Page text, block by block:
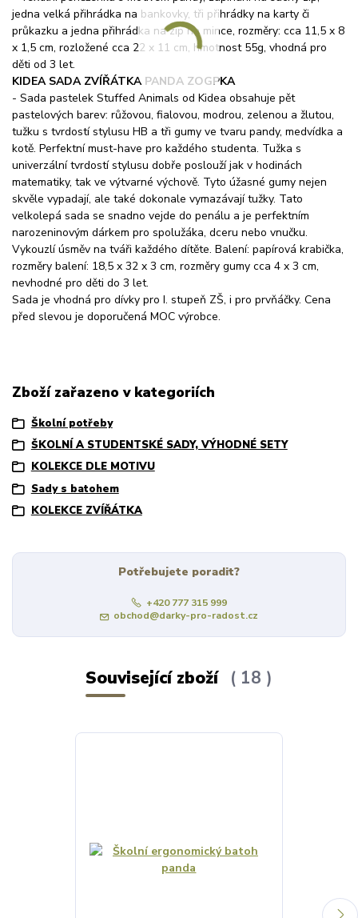
jedna velká přihrádka na bankovky, tři přihrádky na karty či
průkazku a jedna přihrádka na zip na mince, rozměry: cca 11,5 x 8
x 1,5 cm, rozložené cca 22 x 11 cm, hmotnost 55g, vhodná pro
děti od 3 let.
KIDEA SADA ZVÍŘÁTKA PANDA ZOGPKA
- Sada pastelek Stuffed Animals od Kidea obsahuje pět
pastelových barev: růžovou, fialovou, modrou, zelenou a žlutou,
tužku s tvrdostí stylusu HB a tři gumy ve tvaru pandy, medvídka a
kotě. Perfektní must-have pro každého studenta. Tužka s
univerzální tvrdostí stylusu dobře poslouží jak v hodinách
matematiky, tak ve výtvarné výchově. Tyto úžasné gumy nejen
skvěle vypadají, ale také dokonale vymazávají tužky. Tato
velkolepá sada se snadno vejde do penálu a je perfektním
narozeninovým dárkem pro spolužáka, dceru nebo vnučku.
Vykouzlí úsměv na tváři každého dítěte. Balení: papírová krabička,
rozměry balení: 18,5 x 32 x 3 cm, rozměry gumy cca 4 x 3 cm,
nevhodné pro děti do 3 let.
Sada je vhodná pro dívky pro I. stupeň ZŠ, i pro prvňáčky. Cena
před slevou je doporučená MOC výrobce.
Zboží zařazeno v kategoriích
Školní potřeby
ŠKOLNÍ A STUDENTSKÉ SADY, VÝHODNÉ SETY
KOLEKCE DLE MOTIVU
Sady s batohem
KOLEKCE ZVÍŘÁTKA
Potřebujete poradit?
+420 777 315 999
obchod@darky-pro-radost.cz
Související zboží 18